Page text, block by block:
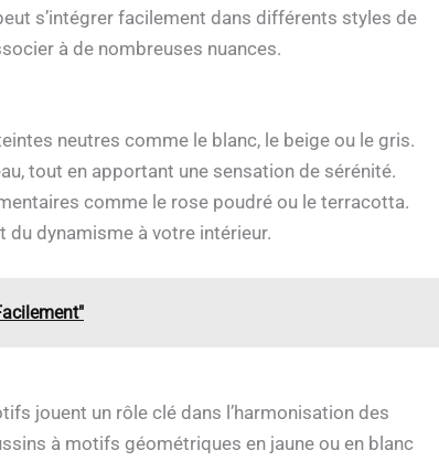
s’intégrer facilement dans différents styles de
à de nombreuses nuances.
neutres comme le blanc, le beige ou le gris.
tout en apportant une sensation de sérénité.
comme le rose poudré ou le terracotta.
dynamisme à votre intérieur.
jouent un rôle clé dans l’harmonisation des
à motifs géométriques en jaune ou en blanc